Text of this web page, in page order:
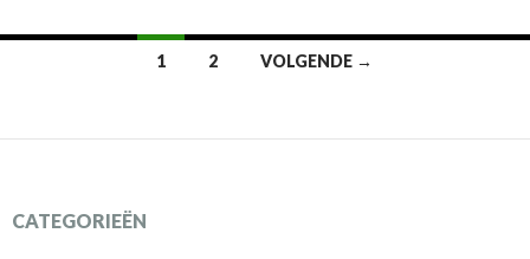
1 2 VOLGENDE →
CATEGORIEËN